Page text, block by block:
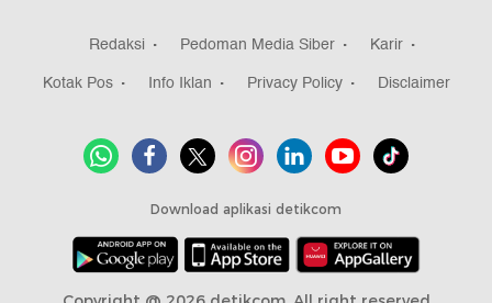
Redaksi Pedoman Media Siber
Karir
Kotak Pos
Info Iklan Privacy Policy Disclaimer
Download aplikasi detikcom